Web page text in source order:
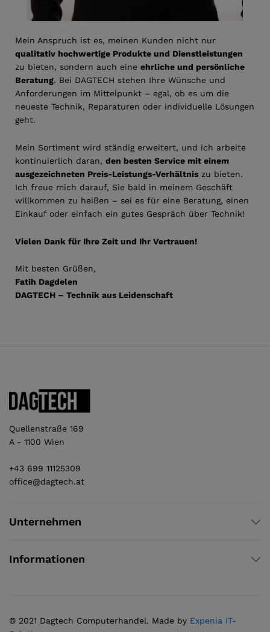
Mein Anspruch ist es, meinen Kunden nicht nur
qualitativ hochwertige Produkte und Dienstleistungen
zu bieten, sondern auch eine ehrliche und persönliche
Beratung. Bei DAGTECH stehen Ihre Wünsche und
Anforderungen im Mittelpunkt – egal, ob es um die
neueste Technik, Reparaturen oder individuelle Lösungen
geht.
Mein Sortiment wird ständig erweitert, und ich arbeite
kontinuierlich daran, den besten Service mit einem
ausgezeichneten Preis-Leistungs-Verhältnis zu bieten.
Ich freue mich darauf, Sie bald in meinem Geschäft
willkommen zu heißen – sei es für eine Beratung, einen
Einkauf oder einfach ein gutes Gespräch über Technik!
Vielen Dank für Ihre Zeit und Ihr Vertrauen!
Mit besten Grüßen,
Fatih Dagdelen
DAGTECH – Technik aus Leidenschaft
Quellenstraße 169
A - 1100 Wien
+43 699 11125309
office@dagtech.at
Unternehmen
Informationen
© 2021 Dagtech Computerhandel. Made by Expenia IT-